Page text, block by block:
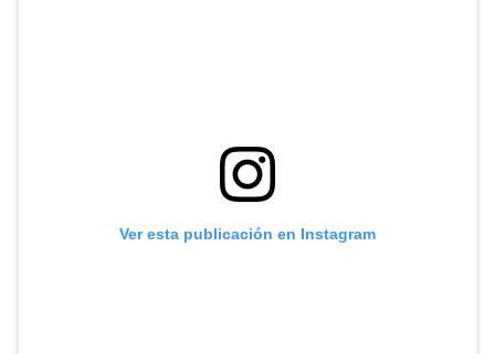
Ver esta publicación en Instagram